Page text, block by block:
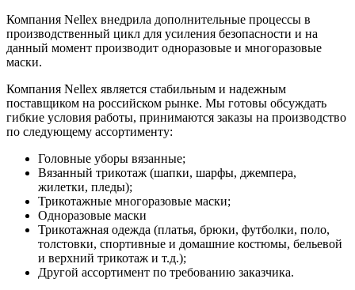
Компания Nellex внедрила дополнительные процессы в
производственный цикл для усиления безопасности и на
данный момент производит одноразовые и многоразовые
маски.
Компания Nellex является стабильным и надежным
поставщиком на российском рынке. Мы готовы обсуждать
гибкие условия работы, принимаются заказы на производство
по следующему ассортименту:
Головные уборы вязанные;
Вязанный трикотаж (шапки, шарфы, джемпера,
жилетки, пледы);
Трикотажные многоразовые маски;
Одноразовые маски
Трикотажная одежда (платья, брюки, футболки, поло,
толстовки, спортивные и домашние костюмы, бельевой
и верхний трикотаж и т.д.);
Другой ассортимент по требованию заказчика.